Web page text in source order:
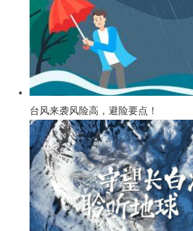
台风来袭风险高，避险要点！